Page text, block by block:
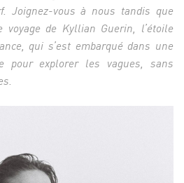
Joignez-vous à nous tandis que
de Kyllian Guerin, l’étoile
qui s’est embarqué dans une
pour explorer les vagues, sans